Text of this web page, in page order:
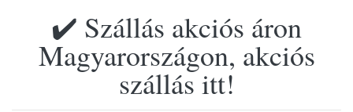
✔️ Szállás akciós áron
Magyarországon, akciós
szállás itt!